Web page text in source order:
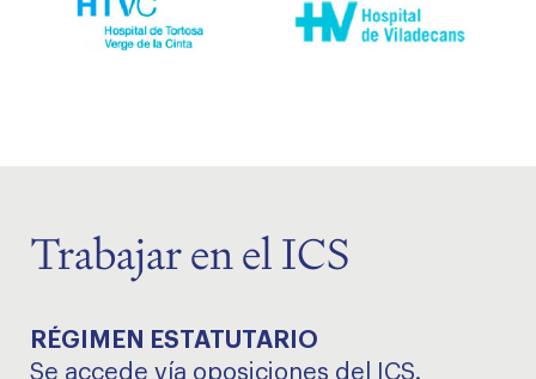
Trabajar en el ICS
RÉGIMEN ESTATUTARIO
Se accede vía oposiciones del ICS.